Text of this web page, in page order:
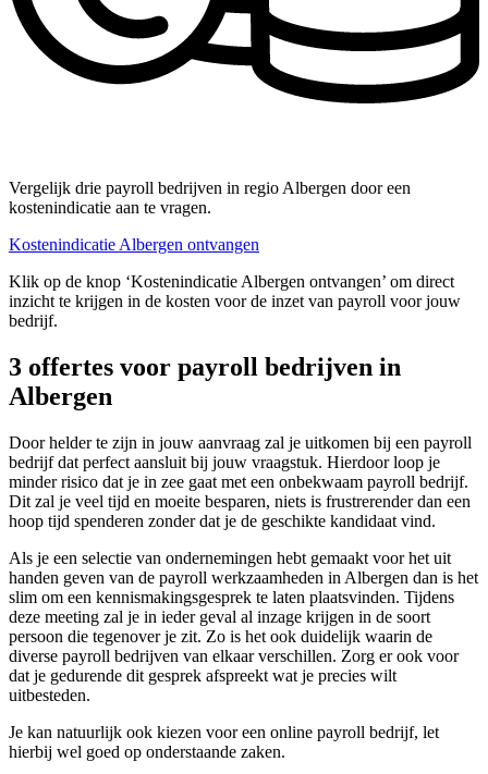
Vergelijk drie payroll bedrijven in regio Albergen door een
kostenindicatie aan te vragen.
Kostenindicatie Albergen ontvangen
Klik op de knop ‘Kostenindicatie Albergen ontvangen’ om direct
inzicht te krijgen in de kosten voor de inzet van payroll voor jouw
bedrijf.
3 offertes voor payroll bedrijven in
Albergen
Door helder te zijn in jouw aanvraag zal je uitkomen bij een payroll
bedrijf dat perfect aansluit bij jouw vraagstuk. Hierdoor loop je
minder risico dat je in zee gaat met een onbekwaam payroll bedrijf.
Dit zal je veel tijd en moeite besparen, niets is frustrerender dan een
hoop tijd spenderen zonder dat je de geschikte kandidaat vind.
Als je een selectie van ondernemingen hebt gemaakt voor het uit
handen geven van de payroll werkzaamheden in Albergen dan is het
slim om een kennismakingsgesprek te laten plaatsvinden. Tijdens
deze meeting zal je in ieder geval al inzage krijgen in de soort
persoon die tegenover je zit. Zo is het ook duidelijk waarin de
diverse payroll bedrijven van elkaar verschillen. Zorg er ook voor
dat je gedurende dit gesprek afspreekt wat je precies wilt
uitbesteden.
Je kan natuurlijk ook kiezen voor een online payroll bedrijf, let
hierbij wel goed op onderstaande zaken.